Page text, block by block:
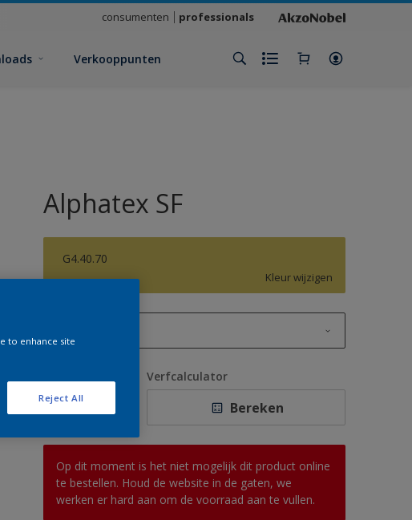
consumenten professionals
Verkooppunten
Alphatex SF
G4.40.70
Kleur wijzigen
2,5 L
10 L
Verfcalculator
Bereken
Op dit moment is het niet mogelijk dit product online
te bestellen. Houd de website in de gaten, we
werken er hard aan om de voorraad aan te vullen.
to enhance site
Reject All